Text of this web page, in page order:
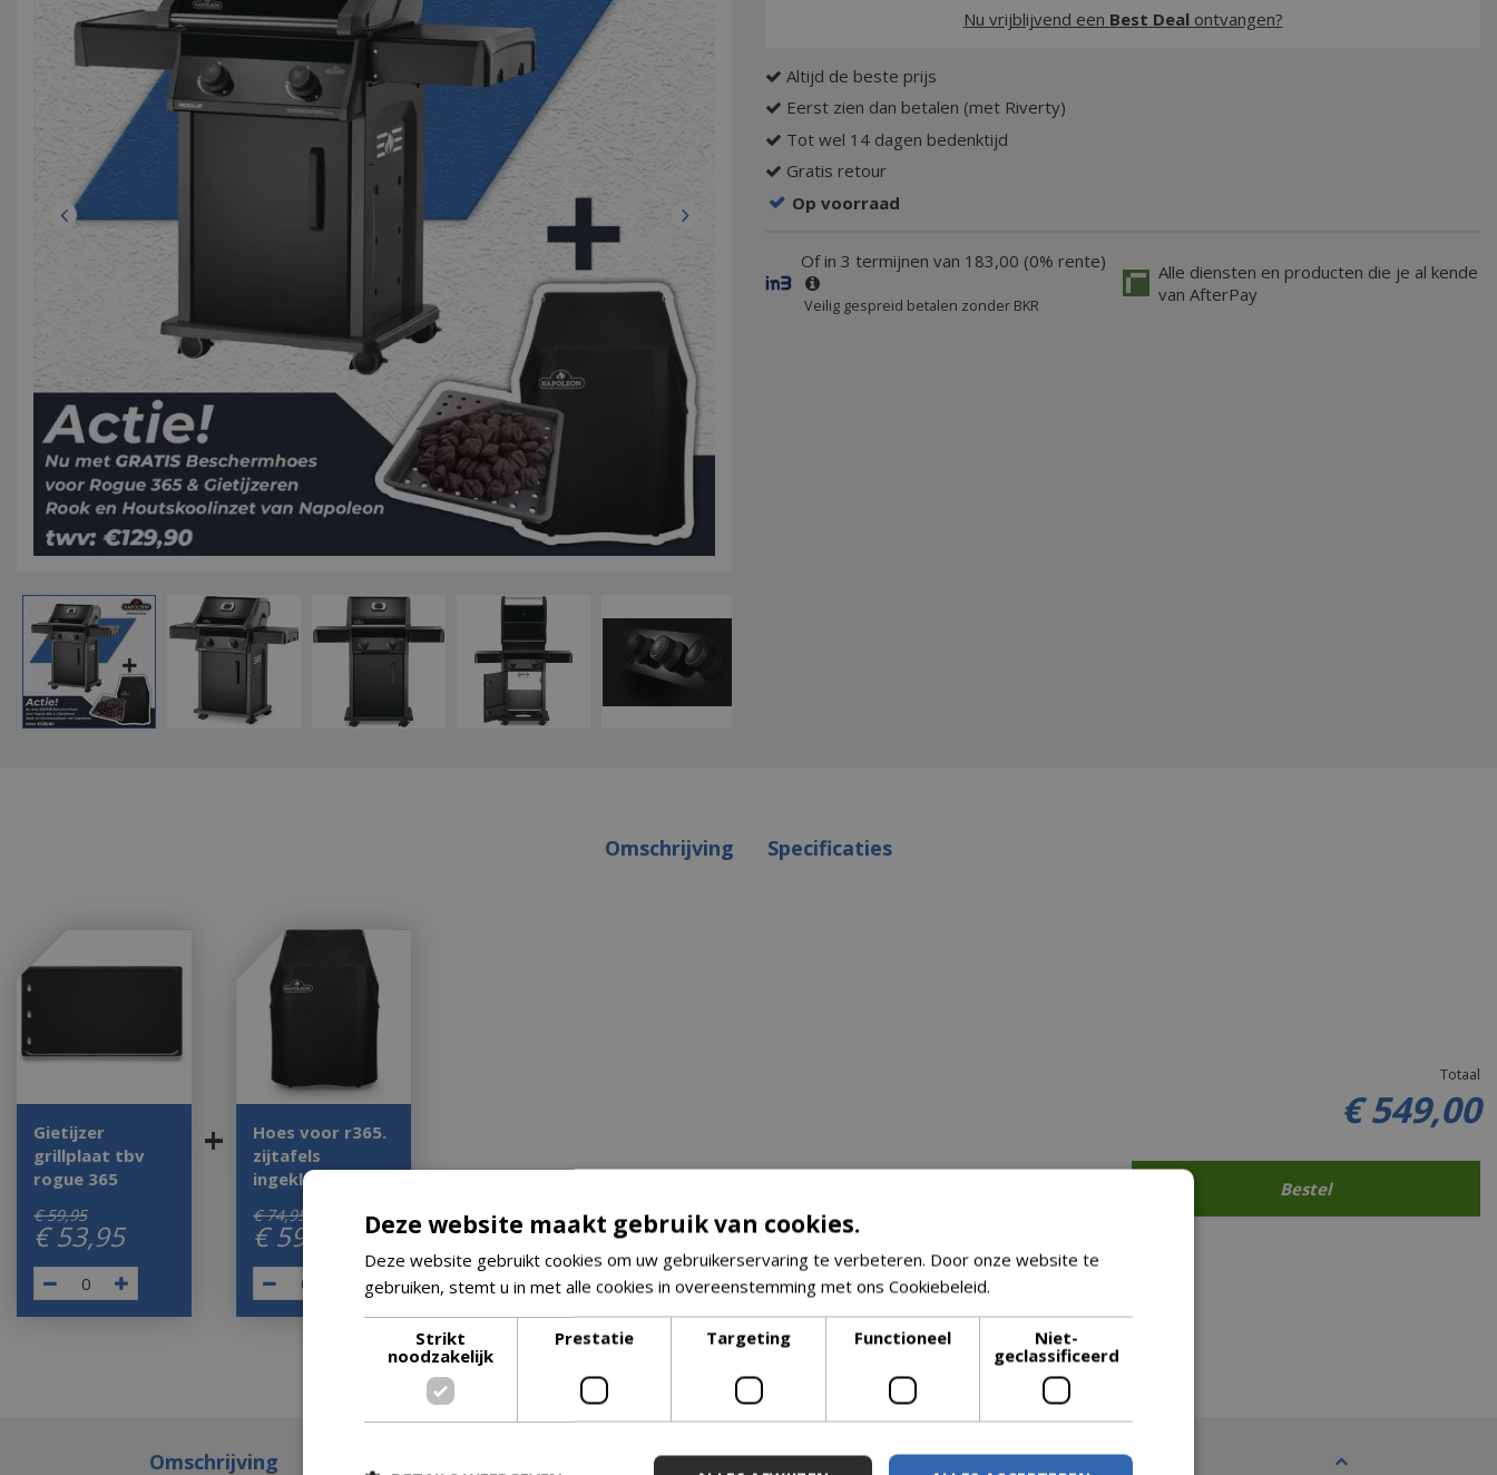
Nu vrijblijvend een Best Dealontvangen?
Altijd de beste prijs
Eerst zien dan betalen (met Riverty)
Tot wel 14 dagen bedenktijd
Gratis retour
Op voorraad
Of in 3 termijnen van 183,00 (0% rente)
Veilig gespreid betalen zonder BKR
Alle diensten en producten die je al kende
van AfterPay
Omschrijving Specificaties
Gietijzer
grillplaat tbv
rogue 365
€ 59,95
€ 53,95
+
Hoes voor r365.
zijtafels
ingeklapt
€ 74,95
€ 59
Totaal
€ 549,00
Omschrijving
Deze website maakt gebruik van cookies.
Deze website gebruikt cookies om uw gebruikerservaring te verbeteren. Door onze website te
gebruiken, stemt u in met alle cookies in overeenstemming met ons Cookiebeleid.
Strikt
noodzakelijk
Prestatie Targeting Functioneel
Niet-
geclassificeerd